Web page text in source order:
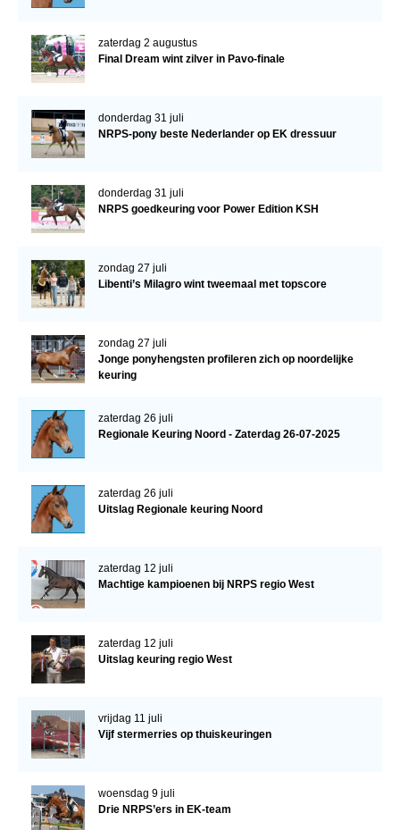
zaterdag 2 augustus
Final Dream wint zilver in Pavo-finale
donderdag 31 juli
NRPS-pony beste Nederlander op EK dressuur
donderdag 31 juli
NRPS goedkeuring voor Power Edition KSH
zondag 27 juli
Libenti’s Milagro wint tweemaal met topscore
zondag 27 juli
Jonge ponyhengsten profileren zich op noordelijke
keuring
zaterdag 26 juli
Regionale Keuring Noord - Zaterdag 26-07-2025
zaterdag 26 juli
Uitslag Regionale keuring Noord
zaterdag 12 juli
Machtige kampioenen bij NRPS regio West
zaterdag 12 juli
Uitslag keuring regio West
vrijdag 11 juli
Vijf stermerries op thuiskeuringen
woensdag 9 juli
Drie NRPS’ers in EK-team